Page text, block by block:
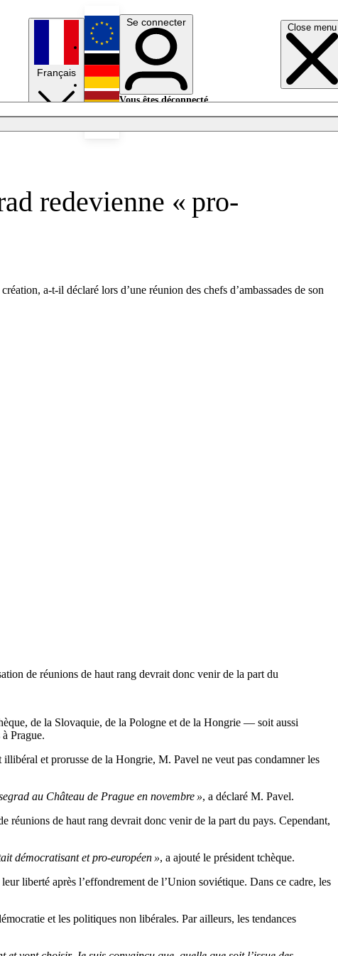
Close menu
Français
English
Deutsch
Se connecter
Vous êtes déconnecté.
redevienne « pro-
a-t-il déclaré lors d’une réunion des chefs d’ambassades de son
de réunions de haut rang devrait donc venir de la part du
de la Slovaquie, de la Pologne et de la Hongrie — soit aussi
Prague.
et prorusse de la Hongrie, M. Pavel ne veut pas condamner les
au Château de Prague en novembre », a déclaré M. Pavel.
réunions de haut rang devrait donc venir de la part du pays. Cependant,
démocratisant et pro-européen », a ajouté le président tchèque.
liberté après l’effondrement de l’Union soviétique. Dans ce cadre, les
et les politiques non libérales. Par ailleurs, les tendances